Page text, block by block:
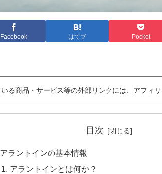
Facebook はてブ Pocket
る商品・サービス等の外部リンクには、アフィリ
目次
アラントインの基本情報
アラントインとは何か？